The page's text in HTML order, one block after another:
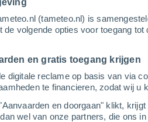
(tameteo.nl) is
de volgende opties voor toegang tot
en gratis toegang krijgen
digitale reclame op basis van via
te financieren, zodat wij u
en doorgaan" klikt,
wel van onze partners, die ons
Spanje Andalusië Provincie
in de